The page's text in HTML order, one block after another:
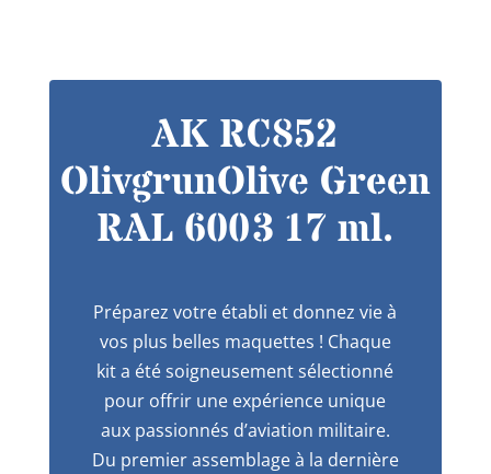
AK RC852
OlivgrunOlive Green
RAL 6003 17 ml.
Préparez votre établi et donnez vie à
vos plus belles maquettes ! Chaque
kit a été soigneusement sélectionné
pour offrir une expérience unique
aux passionnés d’aviation militaire.
Du premier assemblage à la dernière